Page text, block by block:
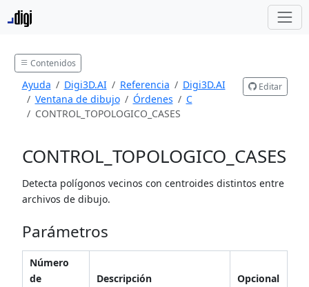
Contenidos
Ayuda Digi3D.AI Referencia
Digi3D.AI
Ventana de dibujo
Órdenes
C
CONTROL_TOPOLOGICO_CASES
Editar
CONTROL_TOPOLOGICO_CASES
Detecta polígonos vecinos con centroides distintos entre
archivos de dibujo.
Parámetros
Número
de
Descripción Opcional